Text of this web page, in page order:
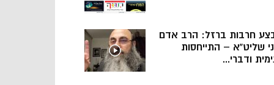
חרבות ברזל: הרב אדם
שליט”א – התייחסות
ודברי...